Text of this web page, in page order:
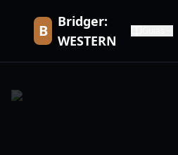
B
Bridger:
WESTERN